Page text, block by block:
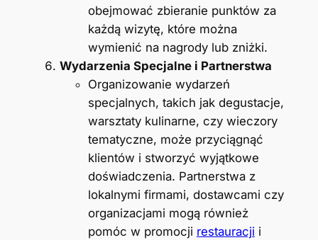
obejmować zbieranie punktów za
każdą wizytę, które można
wymienić na nagrody lub zniżki.
Wydarzenia Specjalne i Partnerstwa
Organizowanie wydarzeń
specjalnych, takich jak degustacje,
warsztaty kulinarne, czy wieczory
tematyczne, może przyciągnąć
klientów i stworzyć wyjątkowe
doświadczenia. Partnerstwa z
lokalnymi firmami, dostawcami czy
organizacjami mogą również
pomóc w promocji restauracji i